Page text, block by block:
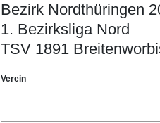
Bezirk Nordthüringen
1. Bezirksliga Nord
TSV 1891
Verein